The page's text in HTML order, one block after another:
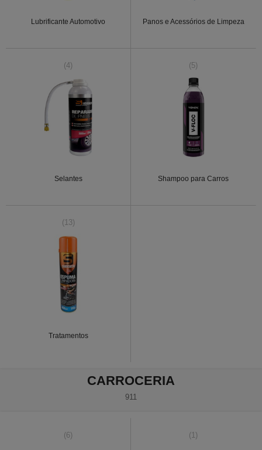
Lubrificante Automotivo Panos e Acessórios de Limpeza
(4)
Selantes
(5)
Shampoo para Carros
(13)
Tratamentos
CARROCERIA
911
(6) (1)